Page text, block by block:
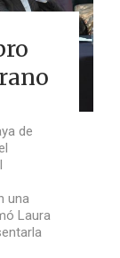
de
una
Laura